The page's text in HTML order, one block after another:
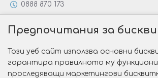
0888 870 173
Специални предложения
Защо да изберете Victoria
Предпочитания за
Този уеб сайт използва основни
гарантира правилното му
проследяващи маркетингови